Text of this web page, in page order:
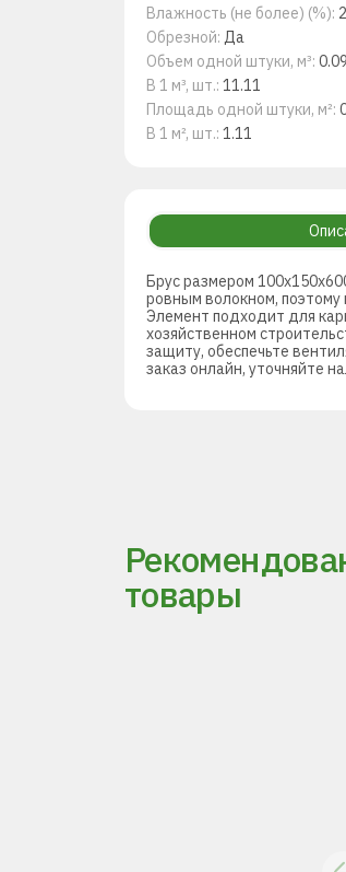
Влажность (не более) (%):
Обрезной: Да
Объем одной штуки, м³: 0.09
В 1 м³, шт.: 11.11
Площадь одной штуки, м²:
В 1 м², шт.: 1.11
Брус размером
ровным волокном,
Элемент подходит для
хозяйственном
защиту, обеспечьте
заказ онлайн, уточняйте
товары